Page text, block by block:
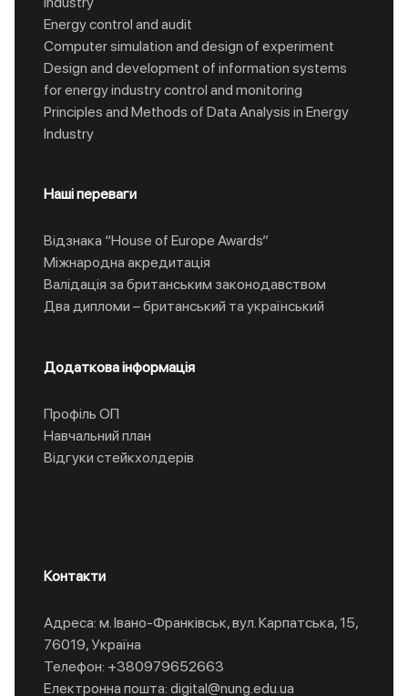
Energy control and audit
Computer simulation and design of experiment
Design and development of information systems
for energy industry control and monitoring
Principles and Methods of Data Analysis in Energy
Industry
Наші переваги
Відзнака “House of Europe Awards”
Міжнародна акредитація
Валідація за британським законодавством
Два дипломи – британський та український
Додаткова інформація
Профіль ОП
Навчальний план
Відгуки стейкхолдерів
Контакти
Адреса: м. Івано-Франківськ, вул. Карпатська, 15,
76019, Україна
Телефон: +380979652663
Електронна пошта: digital@nung.edu.ua